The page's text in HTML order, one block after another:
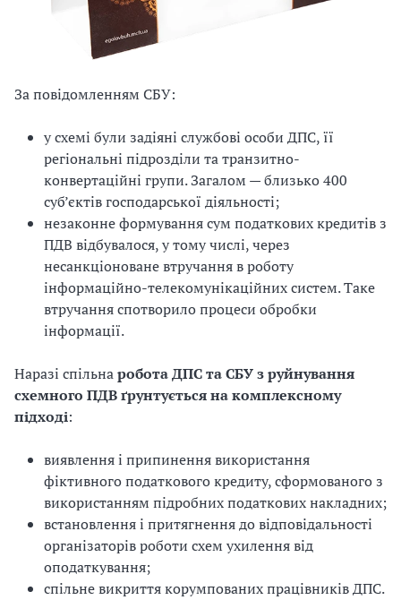
За повідомленням СБУ:
у схемі були задіяні службові особи ДПС, її
регіональні підрозділи та транзитно-
конвертаційні групи. Загалом — близько 400
суб’єктів господарської діяльності;
незаконне формування сум податкових кредитів з
ПДВ відбувалося, у тому числі, через
несанкціоноване втручання в роботу
інформаційно-телекомунікаційних систем. Таке
втручання спотворило процеси обробки
інформації.
Наразі спільнаробота ДПС та СБУ з руйнування
схемного ПДВ ґрунтується на комплексному
підході:
виявлення і припинення використання
фіктивного податкового кредиту, сформованого з
використанням підробних податкових накладних;
встановлення і притягнення до відповідальності
організаторів роботи схем ухилення від
оподаткування;
спільне викриття корумпованих працівників ДПС.